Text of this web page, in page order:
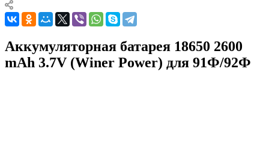
Аккумуляторная батарея 18650 2600
mAh 3.7V (Winer Power) для 91Ф/92Ф